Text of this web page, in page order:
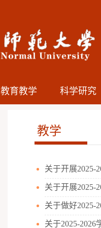
教育教学 科学研究
教学
关于开展2025-
关于开展2025-
关于做好2025-
关于2025-